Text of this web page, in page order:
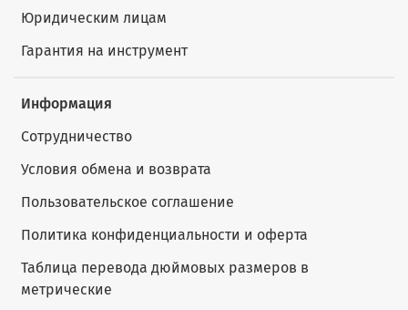
Юридическим лицам
Гарантия на инструмент
Информация
Сотрудничество
Условия обмена и возврата
Пользовательское соглашение
Политика конфиденциальности и оферта
Таблица перевода дюймовых размеров в
метрические